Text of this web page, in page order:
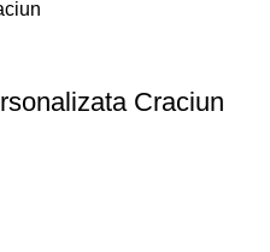
Craciun